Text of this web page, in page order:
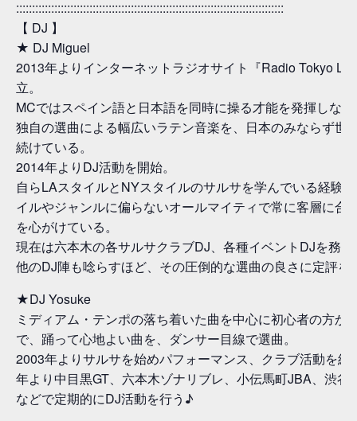
::::::::::::::::::::::::::::::::::::::::::::::::::::::::::::::::::::::::::::::::::::
【 DJ 】
★ DJ Miguel
2013年よりインターネットラジオサイト『Radio Tokyo
立。
MCではスペイン語と日本語を同時に操る才能を発揮しな
独自の選曲による幅広いラテン音楽を、日本のみならず世
続けている。
2014年よりDJ活動を開始。
自らLAスタイルとNYスタイルのサルサを学んでいる経験
イルやジャンルに偏らないオールマイティで常に客層に合
を心がけている。
現在は六本木の各サルサクラブDJ、各種イベントDJを務め
他のDJ陣も唸らすほど、その圧倒的な選曲の良さに定評を
★DJ Yosuke
ミディアム・テンポの落ち着いた曲を中心に初心者の方か
で、踊って心地よい曲を、ダンサー目線で選曲。
2003年よりサルサを始めパフォーマンス、クラブ活動を経
年より中目黒GT、六本木ゾナリブレ、小伝馬町JBA、渋谷
などで定期的にDJ活動を行う♪